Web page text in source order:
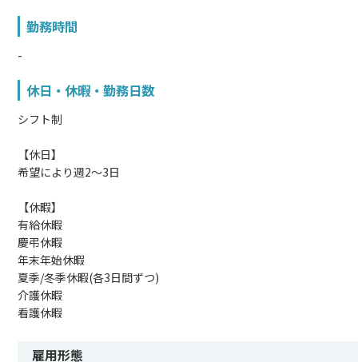
勤務時間
-
休日・休暇・勤務日数
シフト制
【休日】
希望により週2～3日
【休暇】
有給休暇
慶弔休暇
年末年始休暇
夏季/冬季休暇(各3日間ずつ)
介護休暇
看護休暇
雇用形態